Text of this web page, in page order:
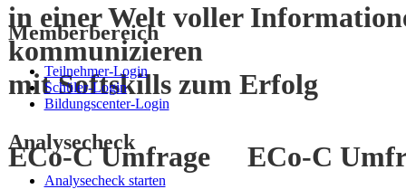
in einer Welt voller
kommunizieren
mitSoftskillszum Erfolg
ECo-C Umfrage ECo-C
Memberbereich
Teilnehmer-Login
Schüler-Login
Bildungscenter-Login
Analysecheck
Analysecheck starten